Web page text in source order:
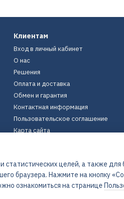
Клиентам
Вход в личный кабинет
О нас
Решения
Оплата и доставка
Обмен и гарантия
Контактная информация
Пользовательское соглашение
Карта сайта
целей, а также для
браузера. Нажмите на кнопку
ознакомиться на странице